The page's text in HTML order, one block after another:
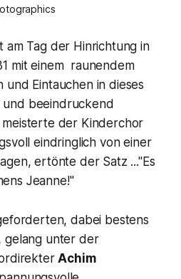
am Tag der Hinrichtung in
mit einem raunendem
Eintauchen in dieses
und beeindruckend
der Kinderchor
eindringlich von einer
ertönte der Satz ..."Es
Jeanne!"
dabei bestens
gelang unter der
Achim